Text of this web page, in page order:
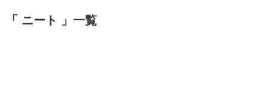
「 ニート 」一覧